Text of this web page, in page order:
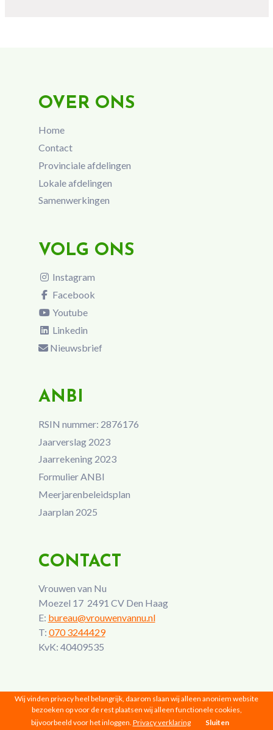
OVER ONS
Home
Contact
Provinciale afdelingen
Lokale afdelingen
Samenwerkingen
VOLG ONS
Instagram
Facebook
Youtube
Linkedin
Nieuwsbrief
ANBI
RSIN nummer: 2876176
Jaarverslag 2023
Jaarrekening 2023
Formulier ANBI
Meerjarenbeleidsplan
Jaarplan 2025
CONTACT
Vrouwen van Nu
Moezel 17 2491 CV Den Haag
E: bureau@vrouwenvannu.nl
T: 070 3244429
KvK: 40409535
Wij vinden privacy heel belangrijk, daarom slaan wij alleen anoniem website
bezoeken op voor de rest plaatsen wij alleen functionele cookies,
bijvoorbeeld voor het inloggen. Privacy verklaring Sluiten